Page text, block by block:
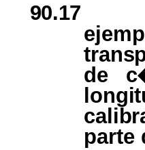
90.17
de
parte